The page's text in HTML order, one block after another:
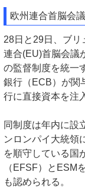
欧州連合首脳会
28日と29日、ブリ
連合(EU)首脳会
の監督制度を統一
銀行（ECB）が関
行に直接資本を注
同制度は年内に設
ンロンパイ大統領
を順守している国
（EFSF）とESM
も認められる。